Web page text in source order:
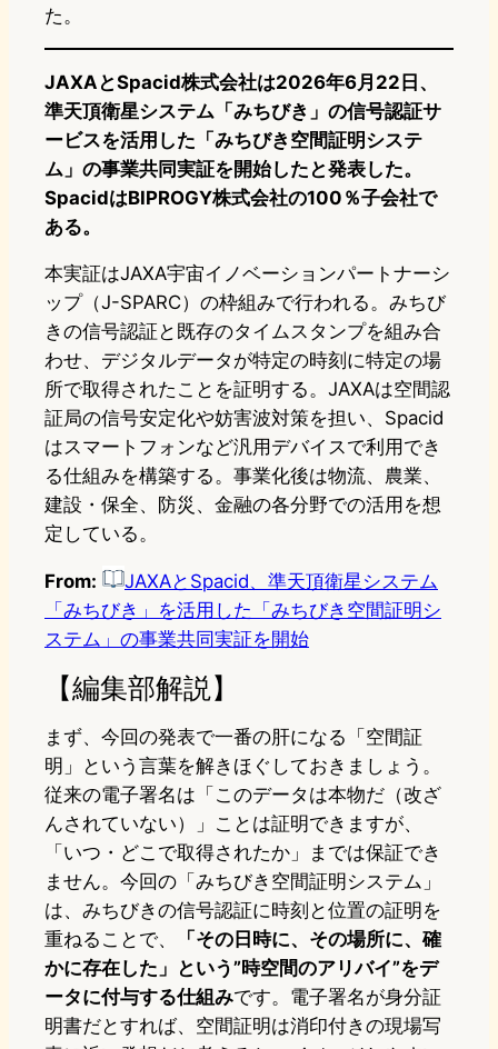
た。
JAXAとSpacid株式会社は2026年6月22日、
準天頂衛星システム「みちびき」の信号認証サ
ービスを活用した「みちびき空間証明システ
ム」の事業共同実証を開始したと発表した。
SpacidはBIPROGY株式会社の100％子会社で
ある。
本実証はJAXA宇宙イノベーションパートナーシ
ップ（J-SPARC）の枠組みで行われる。みちび
きの信号認証と既存のタイムスタンプを組み合
わせ、デジタルデータが特定の時刻に特定の場
所で取得されたことを証明する。JAXAは空間認
証局の信号安定化や妨害波対策を担い、Spacid
はスマートフォンなど汎用デバイスで利用でき
る仕組みを構築する。事業化後は物流、農業、
建設・保全、防災、金融の各分野での活用を想
定している。
From:
JAXAとSpacid、準天頂衛星システム
「みちびき」を活用した「みちびき空間証明シ
ステム」の事業共同実証を開始
【編集部解説】
まず、今回の発表で一番の肝になる「空間証
明」という言葉を解きほぐしておきましょう。
従来の電子署名は「このデータは本物だ（改ざ
んされていない）」ことは証明できますが、
「いつ・どこで取得されたか」までは保証でき
ません。今回の「みちびき空間証明システム」
は、みちびきの信号認証に時刻と位置の証明を
重ねることで、
「その日時に、その場所に、確
かに存在した」という”時空間のアリバイ”をデ
ータに付与する仕組みです。電子署名が身分証
明書だとすれば、空間証明は消印付きの現場写